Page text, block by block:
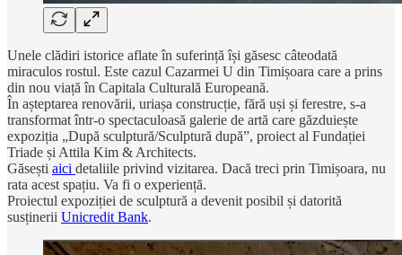
Unele clădiri istorice aflate în suferință își găsesc câteodată
miraculos rostul. Este cazul Cazarmei U din Timișoara care a prins
din nou viață în Capitala Culturală Europeană.
În așteptarea renovării, uriașa construcție, fără uși și ferestre, s-a
transformat într-o spectaculoasă galerie de artă care găzduiește
expoziția „După sculptură/Sculptură după”, proiect al Fundației
Triade și Attila Kim & Architects.
Găsești aici detaliile privind vizitarea. Dacă treci prin Timișoara, nu
rata acest spațiu. Va fi o experiență.
Proiectul expoziției de sculptură a devenit posibil și datorită
susținerii Unicredit Bank.